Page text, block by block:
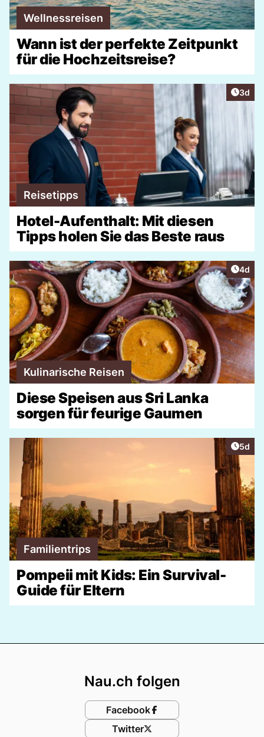
Wellnessreisen
Wann ist der perfekte Zeitpunkt
für die Hochzeitsreise?
3d
Reisetipps
Hotel-Aufenthalt: Mit diesen
Tipps holen Sie das Beste raus
4d
Kulinarische Reisen
Diese Speisen aus Sri Lanka
sorgen für feurige Gaumen
5d
Familientrips
Pompeii mit Kids: Ein Survival-
Guide für Eltern
Nau.ch folgen
Facebook
Twitter